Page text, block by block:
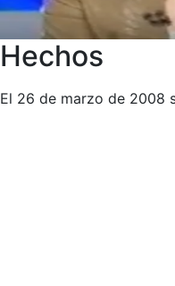
Hechos
El 26 de marzo de 2008